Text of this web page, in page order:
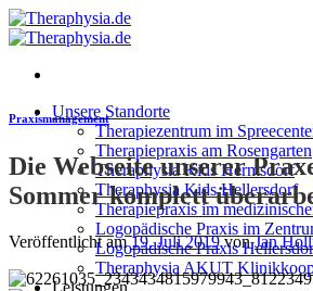
Zum
Inhalt
Unsere Standorte
Therapiezentrum im
Therapiepraxis am Rosengarten
Theraphysia Kids Hermsdorf
Theraphysia Kids Hellersdorf
Therapiepraxis im
Logopädische Praxis im
Logopädische Praxis
Theraphysia AKUT
Leistungen
Praxismanagement
Die Webseite unserer
Sommer komplett
Veröffentlicht am19. Juli 2019 vonJan